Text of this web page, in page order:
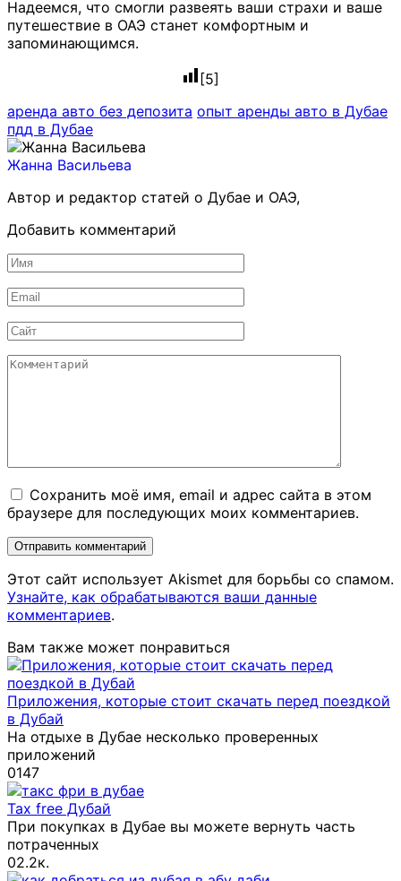
Надеемся, что смогли развеять ваши страхи и ваше
путешествие в ОАЭ станет комфортным и
запоминающимся.
[5]
аренда авто без депозита опыт аренды авто в Дубае
пдд в Дубае
Жанна Васильева
Автор и редактор статей о Дубае и ОАЭ,
Добавить комментарий
Имя
Email
Сайт
Комментарий
Сохранить моё имя, email и адрес сайта в этом
браузере для последующих моих комментариев.
Этот сайт использует Akismet для борьбы со спамом.
Узнайте, как обрабатываются ваши данные
комментариев.
Вам также может понравиться
Приложения, которые стоит скачать перед поездкой
в Дубай
На отдыхе в Дубае несколько проверенных
приложений
0147
Tax free Дубай
При покупках в Дубае вы можете вернуть часть
потраченных
02.2к.